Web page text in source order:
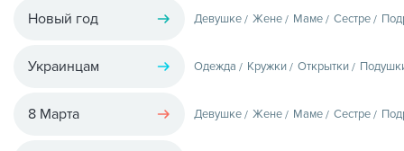
Новый год Девушке Жене Маме Сестре
Украинцам Одежда Кружки Открытки
8 Марта Девушке Жене Маме Сестре